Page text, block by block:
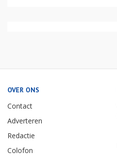
OVER ONS
Contact
Adverteren
Redactie
Colofon